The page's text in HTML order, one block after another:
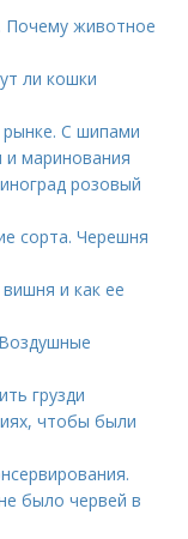
Почему животное
ли кошки
рынке. С шипами
и маринования
розовый
сорта. Черешня
и как ее
грузди
чтобы были
было червей в